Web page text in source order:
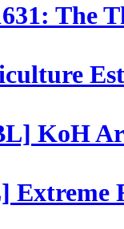
The
KoH
Extreme